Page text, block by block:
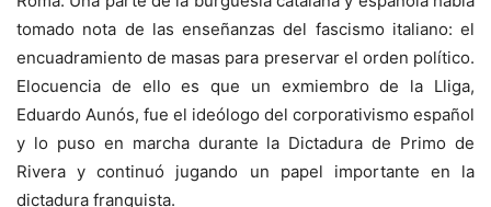
tomado nota de las enseñanzas del fascismo italiano: el
encuadramiento de masas para preservar el orden político.
Elocuencia de ello es que un exmiembro de la Lliga,
Eduardo Aunós, fue el ideólogo del corporativismo español
y lo puso en marcha durante la Dictadura de Primo de
Rivera y continuó jugando un papel importante en la
dictadura franquista.